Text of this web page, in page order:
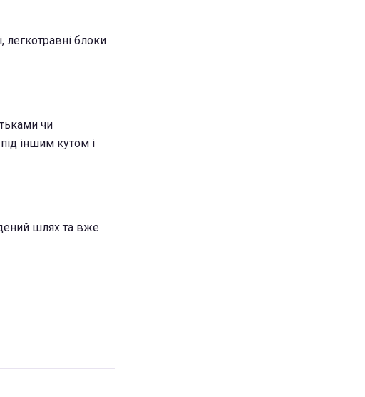
легкотравні блоки
чи
іншим кутом і
шлях та вже